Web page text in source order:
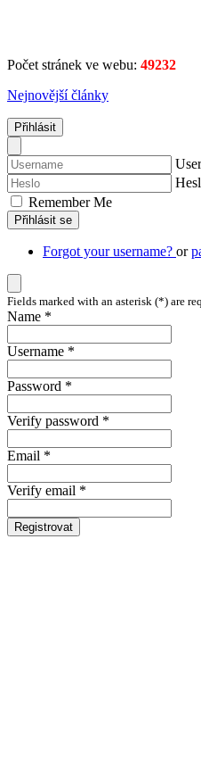
Počet stránek ve webu: 49232
Nejnovější články
Přihlásit
Remember Me
Přihlásit se
Forgot your username? or
Fields marked with an asterisk (*) are
Name *
Username *
Password *
Verify password *
Email *
Verify email *
Registrovat